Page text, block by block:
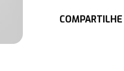
COMPARTILHE